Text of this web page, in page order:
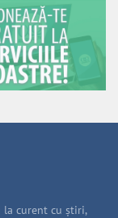
la curent cu știri,